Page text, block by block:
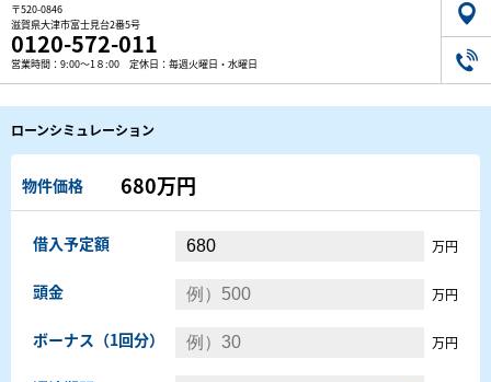
〒520-0846
滋賀県大津市富士見台2番5号
0120-572-011
営業時間：9:00～1８:00 定休日：毎週火曜日・水曜日
ローンシミュレーション
物件価格 680万円
借入予定額 万円
頭金 万円
ボーナス（1回分） 万円